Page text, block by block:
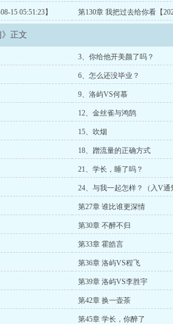
15 05:51:23】 第130章 我把过去给你看【
》正文
3、你给他开美颜了吗？
6、怎么还没毕业？
9、洛屿VS何慕
12、金丝雀与鸿鹄
15、吹烟
18、蹭流量的正确方式
21、学长，睡了吗？
24、与我一起怎样？（入V通
第27章 谁比谁更深情
第30章 不醉不归
第33章 霍皓言
第36章 洛屿VS程飞
第39章 洛屿VS李胜宇
第42章 换一壶茶
第45章 学长，你醉了